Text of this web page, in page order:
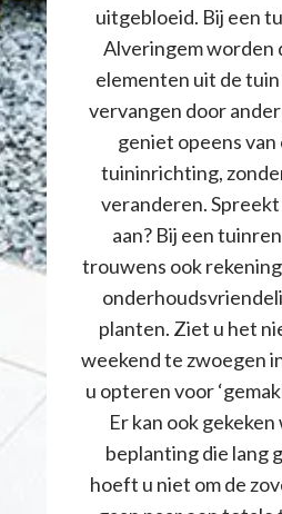
uitgebloeid. Bij een
Alveringem worden
elementen uit de
vervangen door
geniet opeens
tuininrichting,
veranderen.
aan? Bij een
trouwens ook
planten. Ziet u het
weekend te zwoegen
u opteren voor
Er kan ook
beplanting die lang
hoeft u niet om de